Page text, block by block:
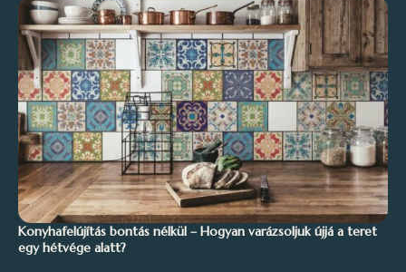
Konyhafelújítás bontás nélkül – Hogyan varázsoljuk újjá a teret
egy hétvége alatt?